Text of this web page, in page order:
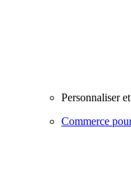
Personnaliser
Commerce